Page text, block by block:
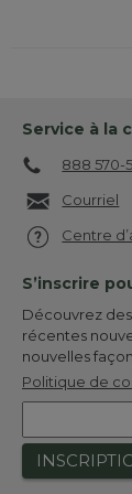
Service à la
888 570-
Courriel
Centre
S’inscrire
Découvrez
récentes
nouvelles
Politique de